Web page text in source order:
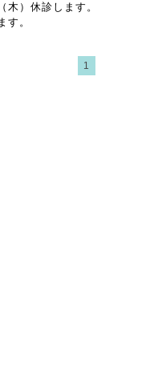
木）休診します。
す。
1